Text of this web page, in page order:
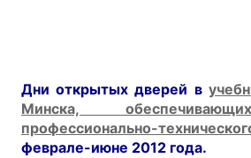
Дни открытых дверей в
Минска,
профессионально-
феврале-июне 2012 года.